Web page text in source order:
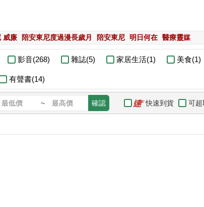
威廉 陪安東尼度過漫長歲月 陪安東尼 明日何在 醫療靈媒
影音(268) 雜誌(5) 家居生活(1) 美食(1)
有聲書(14)
~ 確認 快速到貨 可超